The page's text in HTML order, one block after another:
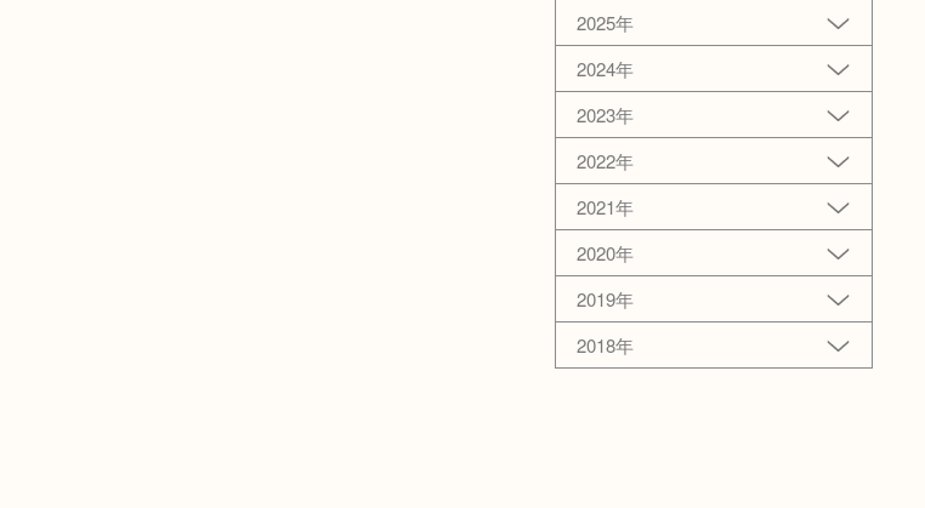
2025年
2024年
2023年
2022年
2021年
2020年
2019年
2018年